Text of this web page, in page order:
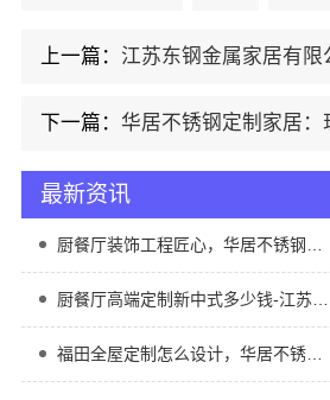
上一篇： 江苏东钢金属家居有限公司：创新设
下一篇：华居不锈钢定制家居：现代
最新资讯
厨餐厅装饰工程匠心，华居不锈钢打造品质空间
厨餐厅高端定制新中式多少钱-江苏东钢
福田全屋定制怎么设计，华居不锈钢方案